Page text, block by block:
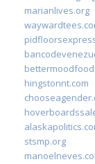
marianlives.org
hingstonnt.com
stsmp.org